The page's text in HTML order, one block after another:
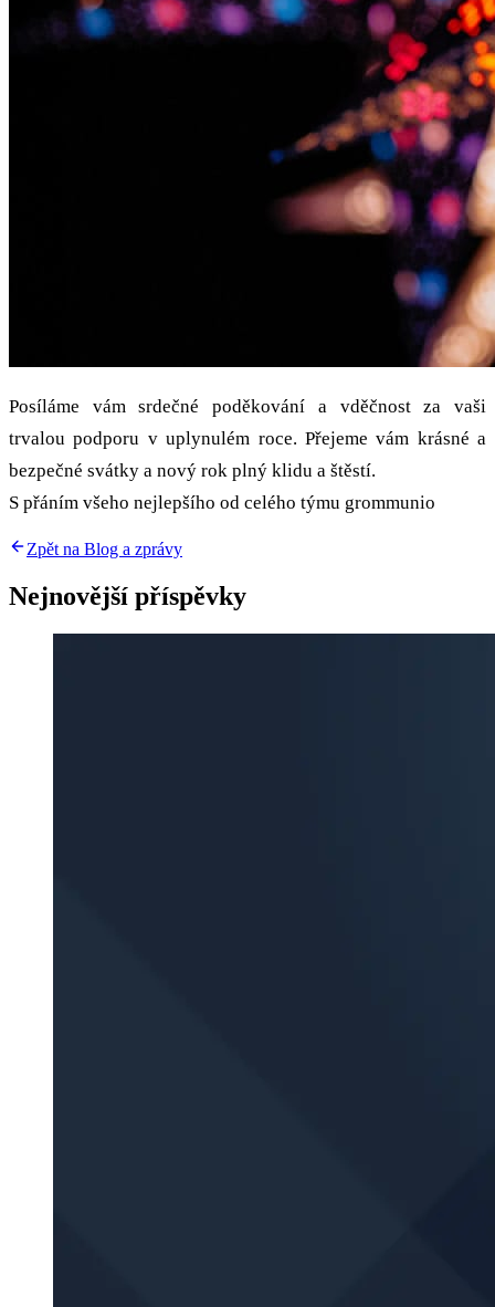
Posíláme vám srdečné poděkování a vděčnost za vaši
trvalou podporu v uplynulém roce. Přejeme vám krásné a
bezpečné svátky a nový rok plný klidu a štěstí.
S přáním všeho nejlepšího od celého týmu grommunio
Zpět na Blog a zprávy
Nejnovější příspěvky